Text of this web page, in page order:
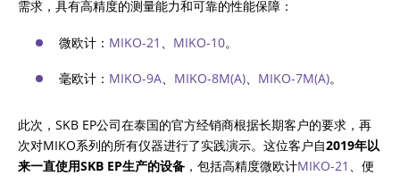
电感物性体中的电阻测量
需求，具有高精度的测量能力和可靠的性能保障：
微欧计： MIKO-21 、 MIKO-10。
毫欧计： MIKO-9A、 MIKO-8M(A)、 MIKO-7M(A)。
此次，SKB EP公司在泰国的官方经销商根据长期客户的要求，再
次对MIKO系列的所有仪器进行了实践演示。这位客户自2019年以
来一直使用SKB EP生产的设备 ，包括高精度微欧计MIKO-21 、便